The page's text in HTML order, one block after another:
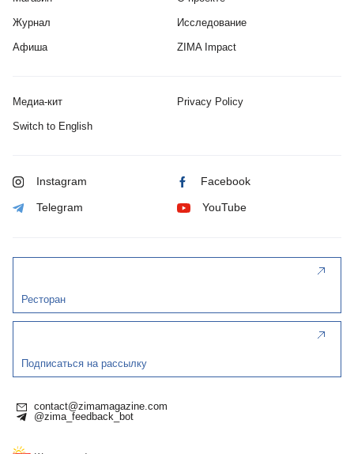
Журнал
Афиша
Исследование
ZIMA Impact
Медиа-кит Privacy Policy
Switch to English
Instagram Facebook
Telegram YouTube
Ресторан
Подписаться на рассылку
contact@zimamagazine.com
@zima_feedback_bot